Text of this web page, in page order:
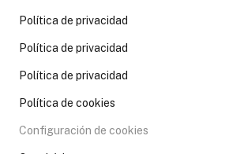
Política de privacidad
Política de privacidad
Política de privacidad
Política de cookies
Configuración de cookies